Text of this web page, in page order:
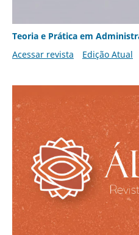
Teoria e Prática em
Acessar revista
Edição Atual